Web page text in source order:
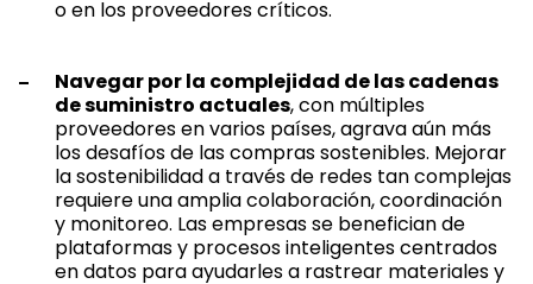
o en los proveedores críticos.
Navegar por la complejidad de las cadenas
de suministro actuales, con múltiples
proveedores en varios países, agrava aún más
los desafíos de las compras sostenibles. Mejorar
la sostenibilidad a través de redes tan complejas
requiere una amplia colaboración, coordinación
y monitoreo. Las empresas se benefician de
plataformas y procesos inteligentes centrados
en datos para ayudarles a rastrear materiales y